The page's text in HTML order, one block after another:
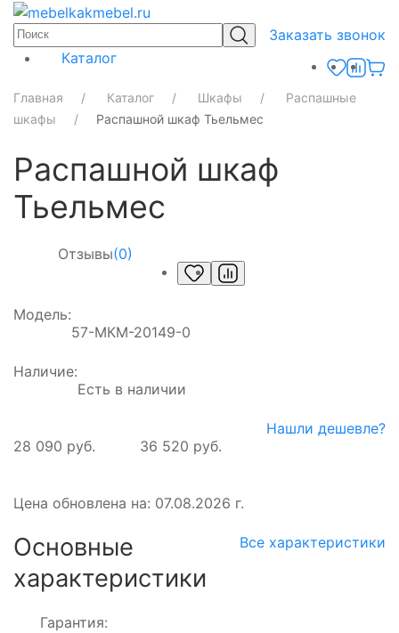
Заказать звонок
Каталог
Главная Каталог Шкафы
Распашные
шкафы
Распашной шкаф Тьельмес
Распашной шкаф
Тьельмес
Отзывы(0)
Модель:
57-МКМ-20149-0
Наличие:
Есть в наличии
28 090 руб. 36 520 руб.
Нашли дешевле?
Цена обновлена на: 07.08.2026 г.
Основные
характеристики
Все характеристики
Гарантия: